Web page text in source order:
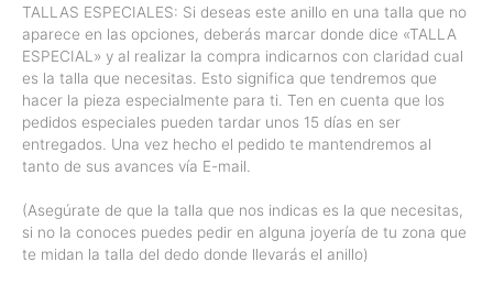
TALLAS ESPECIALES: Si deseas este anillo en una talla que no
aparece en las opciones, deberás marcar donde dice «TALLA
ESPECIAL» y al realizar la compra indicarnos con claridad cual
es la talla que necesitas. Esto significa que tendremos que
hacer la pieza especialmente para ti. Ten en cuenta que los
pedidos especiales pueden tardar unos 15 días en ser
entregados. Una vez hecho el pedido te mantendremos al
tanto de sus avances vía E-mail.
(Asegúrate de que la talla que nos indicas es la que necesitas,
si no la conoces puedes pedir en alguna joyería de tu zona que
te midan la talla del dedo donde llevarás el anillo)